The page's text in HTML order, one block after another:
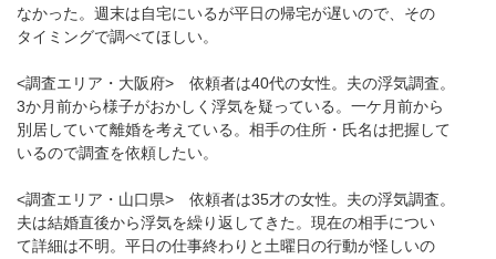
なかった。週末は自宅にいるが平日の帰宅が遅いので、その
タイミングで調べてほしい。
<調査エリア・大阪府> 依頼者は40代の女性。夫の浮気調査。
3か月前から様子がおかしく浮気を疑っている。一ケ月前から
別居していて離婚を考えている。相手の住所・氏名は把握して
いるので調査を依頼したい。
<調査エリア・山口県> 依頼者は35才の女性。夫の浮気調査。
夫は結婚直後から浮気を繰り返してきた。現在の相手につい
て詳細は不明。平日の仕事終わりと土曜日の行動が怪しいの